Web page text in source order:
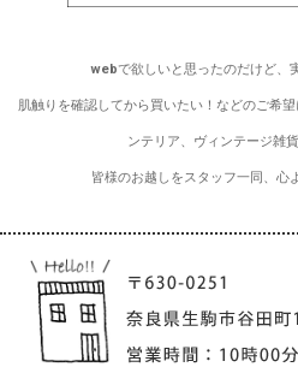
webで欲しいと思ったのだけど、
肌触りを確認してから買いたい！などのご希
ンテリア、ヴィンテージ雑
皆様のお越しをスタッフ一同、心